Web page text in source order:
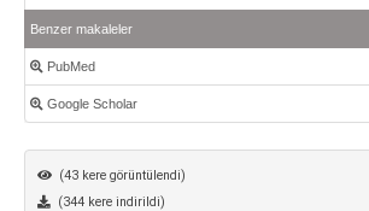
Benzer makaleler
PubMed
Google Scholar
(43 kere görüntülendi)
(344 kere indirildi)